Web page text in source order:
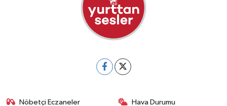
Nöbetçi Eczaneler Hava Durumu